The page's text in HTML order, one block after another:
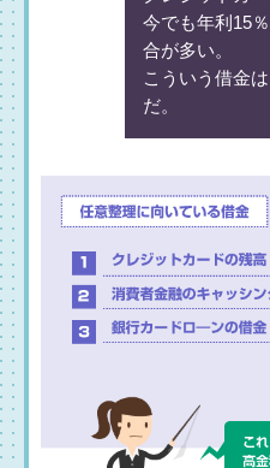
今でも年利15
合が多い。
こういう借金
だ。